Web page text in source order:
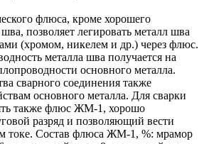
флюса, кроме хорошего
позволяет легировать металл шва
(хромом, никелем и др.) через флюс.
металла шва получается на
основного металла.
сварного соединения также
основного металла. Для сварки
также флюс ЖМ-1, хорошо
разряд и позволяющий вести
токе. Состав флюса ЖМ-1, %: мрамор